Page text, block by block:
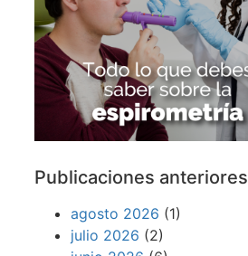
Publicaciones anteriores
agosto 2026 (1)
julio 2026 (2)